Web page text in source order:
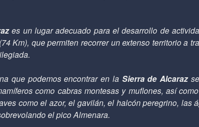
es un lugar adecuado para el desarrollo de
Km), que permiten recorrer un extenso territorio a
que podemos encontrar en la Sierra de Alcarazse
como cabras montesas y muflones, así
como el azor, el gavilán, el halcón peregrino, las
el pico Almenara.